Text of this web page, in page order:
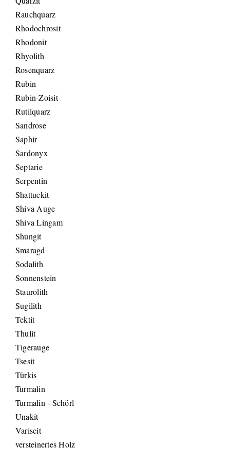
Rauchquarz
Rhodochrosit
Rhodonit
Rhyolith
Rosenquarz
Rubin
Rubin-Zoisit
Rutilquarz
Sandrose
Saphir
Sardonyx
Septarie
Serpentin
Shattuckit
Shiva Auge
Shiva Lingam
Shungit
Smaragd
Sodalith
Sonnenstein
Staurolith
Sugilith
Tektit
Thulit
Tigerauge
Tsesit
Türkis
Turmalin
Turmalin - Schörl
Unakit
Variscit
versteinertes Holz